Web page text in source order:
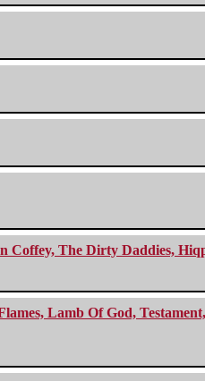
Coffey, The Dirty Daddies,
Lamb Of God,